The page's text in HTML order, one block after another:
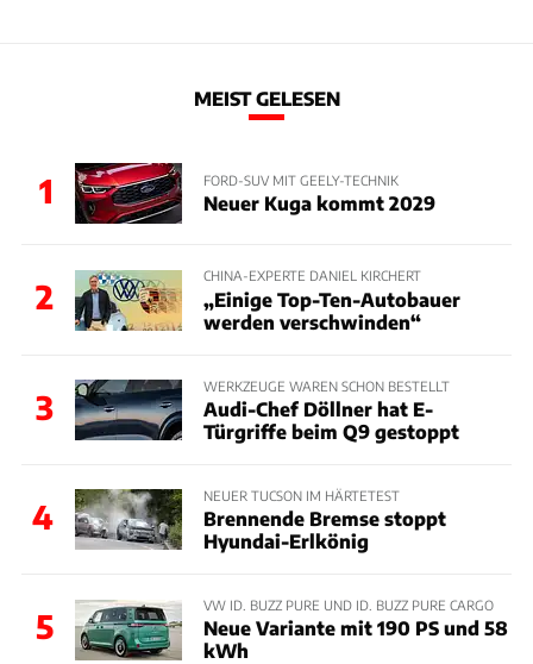
MEIST GELESEN
1 FORD-SUV MIT GEELY-TECHNIK
Neuer Kuga kommt 2029
2
CHINA-EXPERTE DANIEL KIRCHERT
„Einige Top-Ten-Autobauer
werden verschwinden“
3
WERKZEUGE WAREN SCHON BESTELLT
Audi-Chef Döllner hat E-
Türgriffe beim Q9 gestoppt
4
NEUER TUCSON IM HÄRTETEST
Brennende Bremse stoppt
Hyundai-Erlkönig
5
VW ID. BUZZ PURE UND ID. BUZZ PURE CARGO
Neue Variante mit 190 PS und 58
kWh